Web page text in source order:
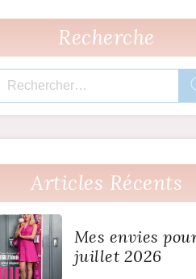
Recherche
Rechercher :
Articles Récents
Mes envies
juillet 2026